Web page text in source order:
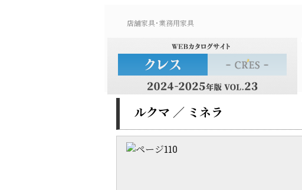
店舗家具･業務用家具
ルクマ ／ ミネラ